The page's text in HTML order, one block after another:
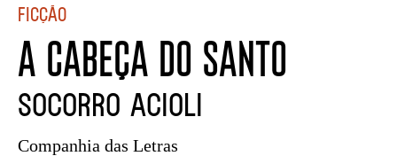
Ficção
A CABEÇA DO SANTO
Socorro Acioli
Companhia das Letras